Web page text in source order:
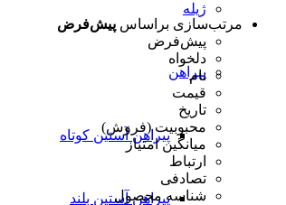
ژیله
پیراهن
پیراهن آستین کوتاه
پیراهن آستین بلند
مرتب‌سازی براساس پیش‌فرض
پیش‌فرض
دلخواه
نام
قیمت
تاریخ
محبوبیت (فروش)
میانگین امتیاز
ارتباط
تصادفی
شناسه محصول